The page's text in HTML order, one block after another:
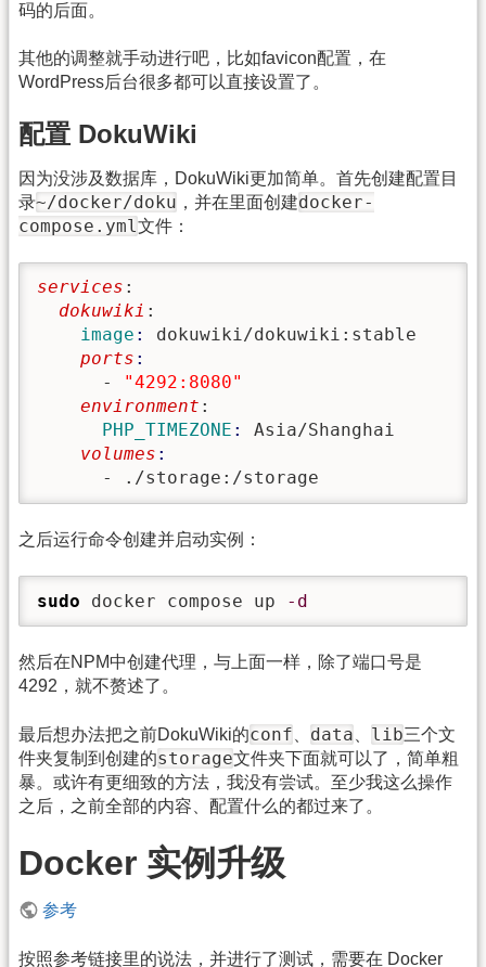
码的后面。
其他的调整就手动进行吧，比如favicon配置，在
WordPress后台很多都可以直接设置了。
配置 DokuWiki
因为没涉及数据库，DokuWiki更加简单。首先创建配置目
录~/docker/doku ，并在里面创建docker-
compose.yml文件：
services :
  dokuwiki
:
    image
: dokuwiki/dokuwiki:stable
    ports
      -
"4292:8080"
    environment
:
      PHP_TIMEZONE
: Asia/Shanghai
    volumes
      - ./storage:/storage
之后运行命令创建并启动实例：
sudo docker compose up -d
然后在NPM中创建代理，与上面一样，除了端口号是
4292，就不赘述了。
最后想办法把之前DokuWiki的conf data lib三个文
件夹复制到创建的storage文件夹下面就可以了，简单粗
暴。或许有更细致的方法，我没有尝试。至少我这么操作
之后，之前全部的内容、配置什么的都过来了。
Docker 实例升级
参考
按照参考链接里的说法，并进行了测试，需要在 Docker